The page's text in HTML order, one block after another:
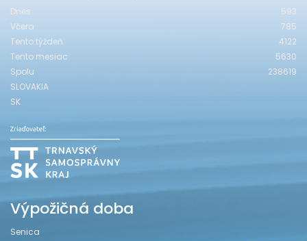
Dnes
593
Včera
785
Tento týždeň
4122
Tento mesiac
5630
Spolu
238619
SLOVAKIA
SK
Výpožičná doba
Senica